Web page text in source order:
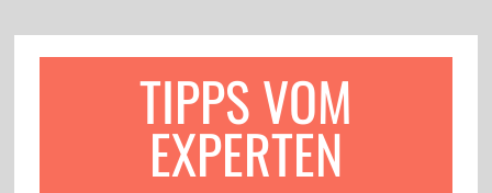
TIPPS VOM
EXPERTEN